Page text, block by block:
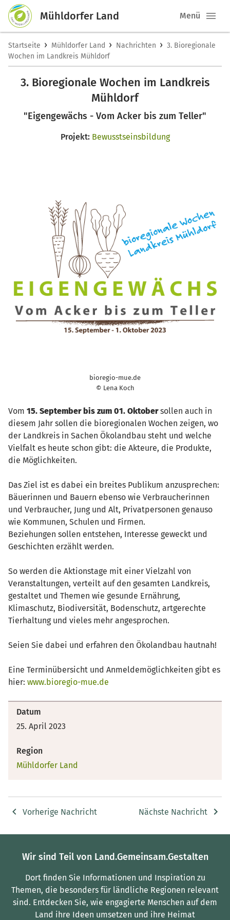
Mühldorfer Land Menü
Startseite › Mühldorfer Land › Nachrichten › 3. Bioregionale
Wochen im Landkreis Mühldorf
3. Bioregionale Wochen im Landkreis
Mühldorf
"Eigengewächs - Vom Acker bis zum Teller"
Projekt: Bewusstseinsbildung
bioregio-mue.de
© Lena Koch
Vom 15. September bis zum 01. Oktobersollen auch in
diesem Jahr sollen die bioregionalen Wochen zeigen, wo
der Landkreis in Sachen Ökolandbau steht und welche
Vielfalt es heute schon gibt: die Akteure, die Produkte,
die Möglichkeiten.
Das Ziel ist es dabei ein breites Publikum anzusprechen:
Bäuerinnen und Bauern ebenso wie Verbraucherinnen
und Verbraucher, Jung und Alt, Privatpersonen genauso
wie Kommunen, Schulen und Firmen.
Beziehungen sollen entstehen, Interesse geweckt und
Geschichten erzählt werden.
So werden die Aktionstage mit einer Vielzahl von
Veranstaltungen, verteilt auf den gesamten Landkreis,
gestaltet und Themen wie gesunde Ernährung,
Klimaschutz, Biodiversität, Bodenschutz, artgerechte
Tierhaltung und vieles mehr angesprochen.
Seien Sie dabei und erfahren den Ökolandbau hautnah!
Eine Terminübersicht und Anmeldemöglichkeiten gibt es
hier: www.bioregio-mue.de
Datum
25. April 2023
Region
Mühldorfer Land
Vorherige Nachricht Nächste Nachricht
Wir sind Teil von Land.Gemeinsam.Gestalten
Dort finden Sie Informationen und Inspiration zu
Themen, die besonders für ländliche Regionen relevant
sind. Entdecken Sie, wie engagierte Menschen auf dem
Land ihre Ideen umsetzen und ihre Heimat